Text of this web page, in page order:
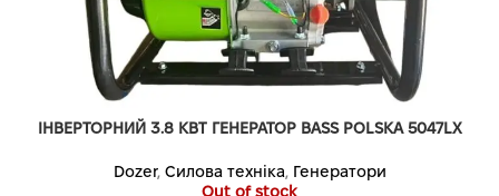
ІНВЕРТОРНИЙ 3.8 КВТ ГЕНЕРАТОР BASS POLSKA 5047LX
Dozer, Силова техніка, Генератори
Out of stock